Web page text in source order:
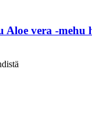
Aloe vera -​mehu